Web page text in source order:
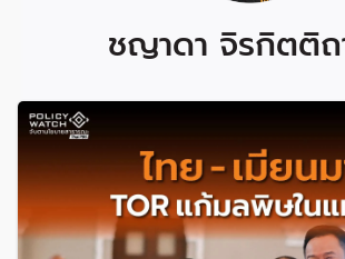
ชญาดา จิรกิตติถ